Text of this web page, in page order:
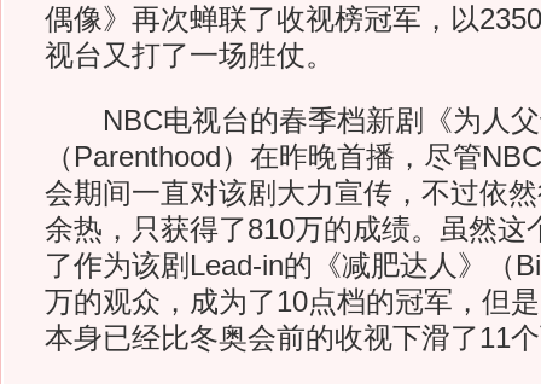
偶像》再次蝉联了收视榜冠军，以
视台又打了一场胜仗。
NBC电视台的春季档新剧《为人父
（Parenthood）在昨晚首播，尽管
会期间一直对该剧大力宣传，不过依
余热，只获得了810万的成绩。虽然这
了作为该剧Lead-in的《减肥达人》（
万的观众，成为了10点档的冠军，但
本身已经比冬奥会前的收视下滑了11